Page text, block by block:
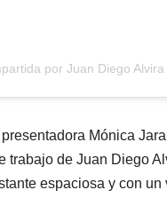
por Juan Diego
Mónica
trabajo de Juan Diego
espaciosa y con